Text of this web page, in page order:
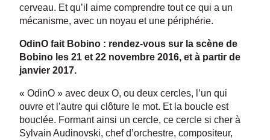
cerveau. Et qu’il aime comprendre tout ce qui a un
mécanisme, avec un noyau et une périphérie.
OdinO fait Bobino : rendez-vous sur la scène de
Bobino les 21 et 22 novembre 2016, et à partir de
janvier 2017.
« OdinO » avec deux O, ou deux cercles, l’un qui
ouvre et l’autre qui clôture le mot. Et la boucle est
bouclée. Formant ainsi un cercle, ce cercle si cher à
Sylvain Audinovski, chef d’orchestre, compositeur,